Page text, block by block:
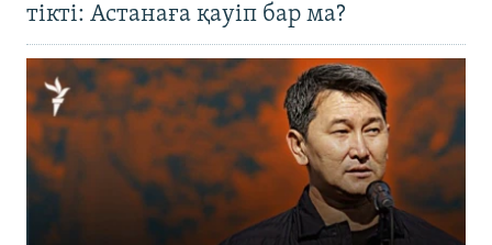
тікті: Астанаға қауіп бар ма?